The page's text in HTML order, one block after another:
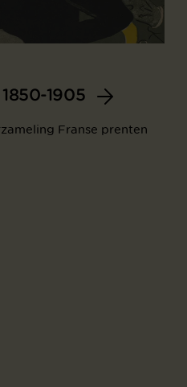
1905
Franse prenten